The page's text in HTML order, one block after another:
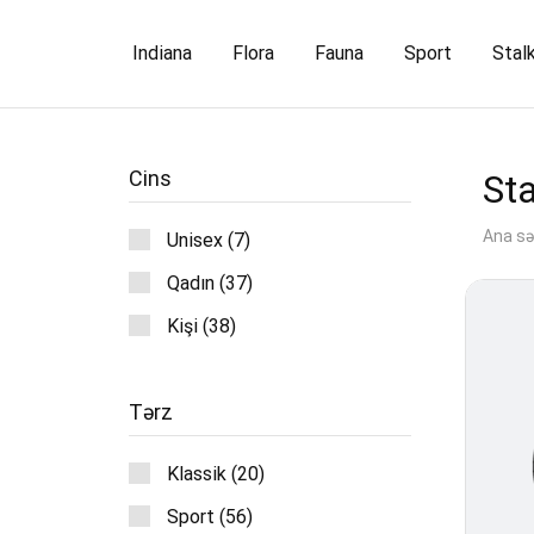
Indiana Flora Fauna Sport
Ana
Cins
Unisex (7)
Qadın (37)
Kişi (38)
Tərz
Klassik (20)
Sport (56)